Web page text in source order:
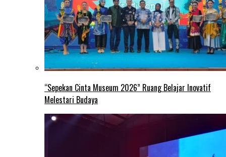
“Sepekan Cinta Museum 2026” Ruang Belajar Inovatif
Melestari Budaya